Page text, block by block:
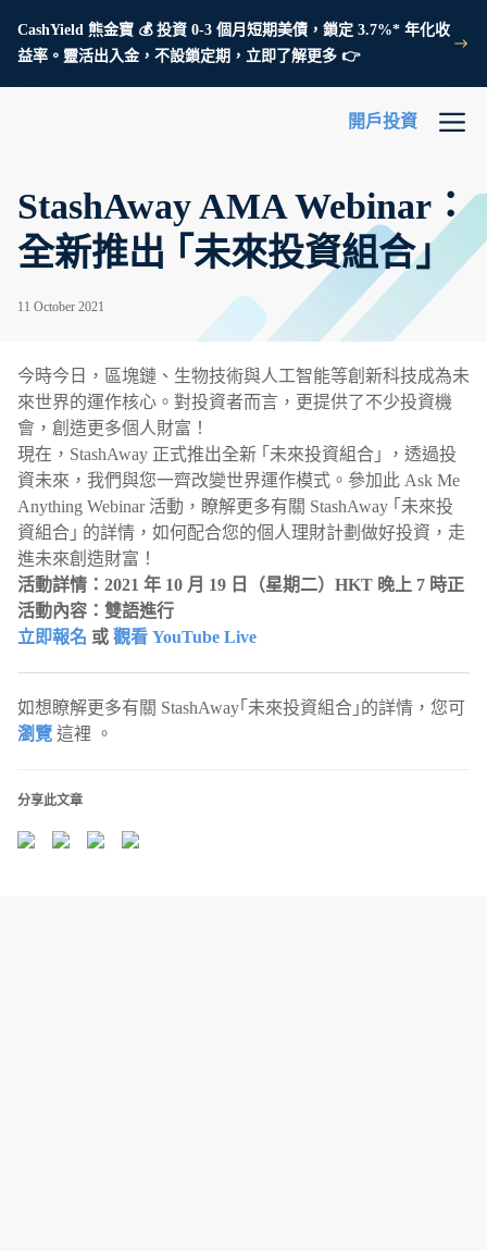
CashYield 熊金寶 💰 投資 0-3 個月短期美債，鎖定 3.7%* 年化收
益率。靈活出入金，不設鎖定期，立即了解更多 👉
開戶投資
StashAway AMA Webinar：
全新推出 ｢未來投資組合｣
11 October 2021
今時今日，區塊鏈、生物技術與人工智能等創新科技成為未
來世界的運作核心。對投資者而言，更提供了不少投資機
會，創造更多個人財富！
現在，StashAway 正式推出全新 ｢未來投資組合｣ ，透過投
資未來，我們與您一齊改變世界運作模式。參加此 Ask Me
Anything Webinar 活動，瞭解更多有關 StashAway ｢未來投
資組合｣ 的詳情，如何配合您的個人理財計劃做好投資，走
進未來創造財富！
活動詳情：2021 年 10 月 19 日（星期二）HKT 晚上 7 時正
活動內容：雙語進行
立即報名 或 觀看 YouTube Live
如想瞭解更多有關 StashAway｢未來投資組合｣的詳情，您可
瀏覽 這裡 。
分享此文章